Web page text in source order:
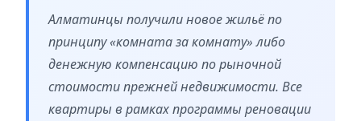
​Алматинцы получили новое жильё по
принципу «комната за комнату» либо
денежную компенсацию по рыночной
стоимости прежней недвижимости. Все
квартиры в рамках программы реновации